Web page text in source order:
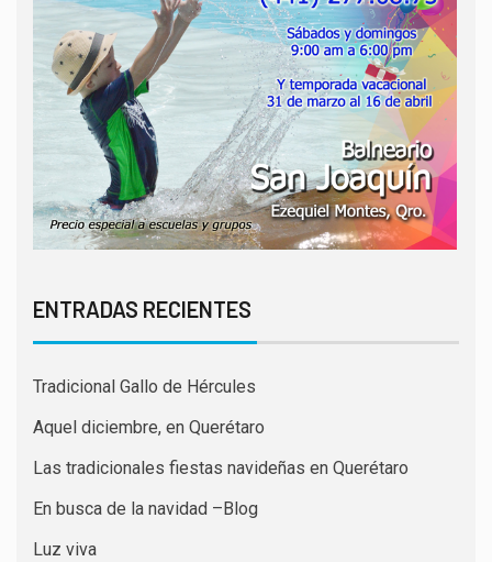
ENTRADAS RECIENTES
Tradicional Gallo de Hércules
Aquel diciembre, en Querétaro
Las tradicionales fiestas navideñas en Querétaro
En busca de la navidad –Blog
Luz viva